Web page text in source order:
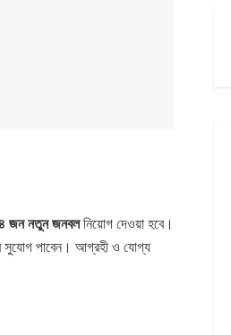
জন নতুন জনবলনিয়োগ দেওয়া হবে।
সুযোগ পাবেন। আগ্রহী ও যোগ্য